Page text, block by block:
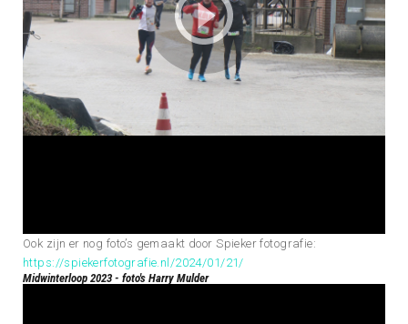
Ook zijn er nog foto’s gemaakt door Spieker fotografie:
https://spiekerfotografie.nl/2024/01/21/
Midwinterloop 2023 - foto's Harry Mulder